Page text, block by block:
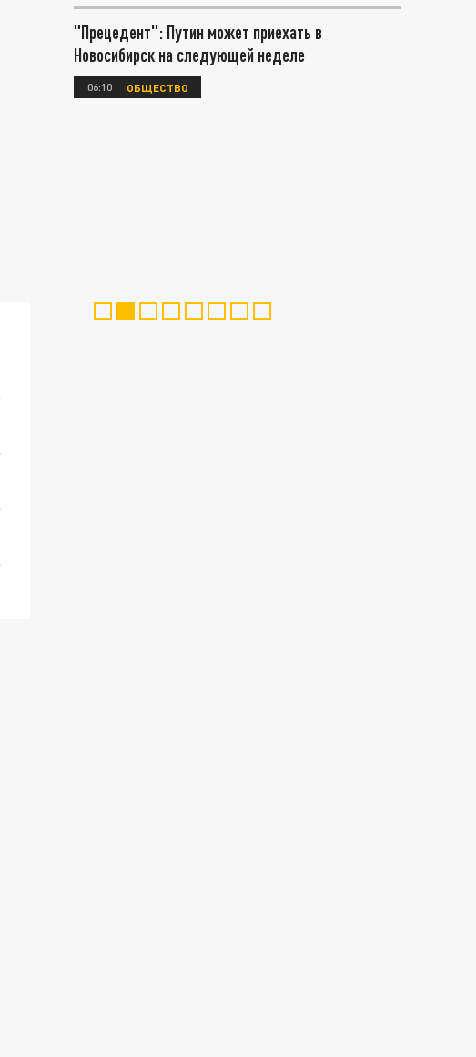
"Прецедент": Путин может приехать в
Новосибирск на следующей неделе
06:10 ОБЩЕСТВО